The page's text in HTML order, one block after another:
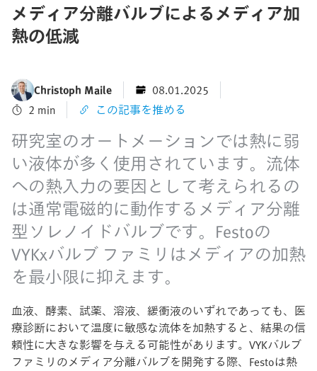
メディア分離バルブによるメディア加
熱の低減
Christoph Maile
08.01.2025
2 min
この記事を推める
研究室のオートメーションでは熱に弱
い液体が多く使用されています。流体
への熱入力の要因として考えられるの
は通常電磁的に動作するメディア分離
型ソレノイドバルブです。Festoの
VYKxバルブ ファミリはメディアの加熱
を最小限に抑えます。
血液、酵素、試薬、溶液、緩衝液のいずれであっても、医
療診断において温度に敏感な流体を加熱すると、結果の信
頼性に大きな影響を与える可能性があります。VYKバルブ
ファミリのメディア分離バルブを開発する際、Festoは熱